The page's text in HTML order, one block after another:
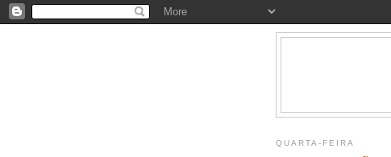
QUARTA-FEIRA